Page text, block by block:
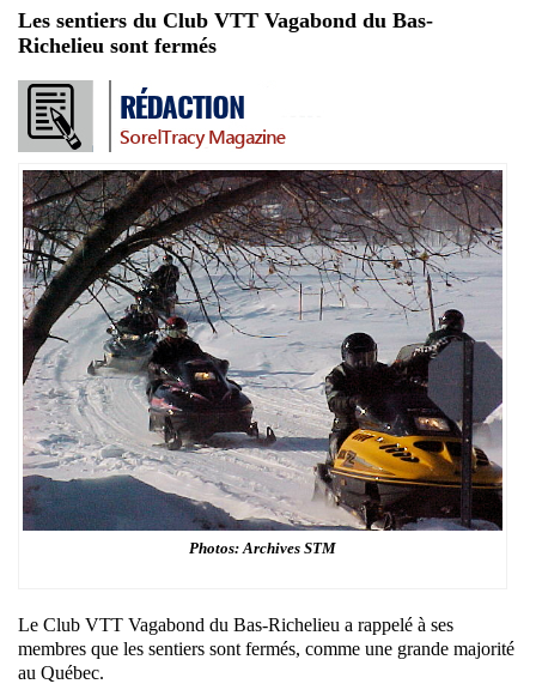
Les sentiers du Club VTT Vagabond du Bas-
Richelieu sont fermés
Photos: Archives STM
Le Club VTT Vagabond du Bas-Richelieu a rappelé à ses
membres que les sentiers sont fermés, comme une grande majorité
au Québec.